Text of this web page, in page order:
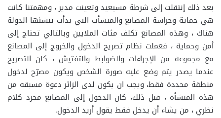
بعد ذلك إنتقلت إلى شرطة مسيعيد وتعينت مدير ، ومهمتنا كانت
هي حماية وحراسة المصانع والمنشأت التي بدأت تنشئها الدولة
هناك ، وهذه المصانع تكلف مئات الملايين وبالتالي تحتاج إلى
أمن وحماية ، فعملت نظام تصريح الدخول والخروج إلى المصانع
مع مجموعة من الإجراءات والضوابط والتفتيش ، كان التصريح
عندما يصدر يتم وضع عليه صورة الشخص ويكون مصرّح لدخول
منطقة محددة فقط، ويجب ان يكون لدى الزائر دعوة مسبقه من
هذه المنشأة ، قبل ذلك، كان الدخول إلى المصانع مجرد كلام
نظري ، من يشاء أن يدخل فقط يقول أريد الدخول.